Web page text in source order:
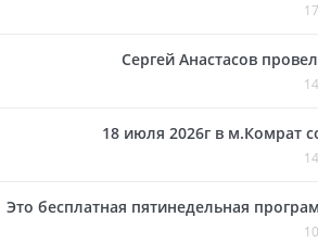
Сергей Анастасов
18 июля 2026г в м.Комрат
Это бесплатная пятинедельная